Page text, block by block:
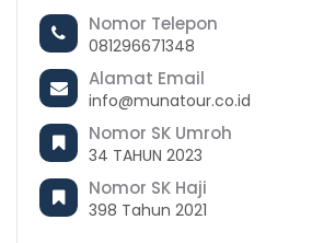
Nomor Telepon
081296671348
Alamat Email
info@munatour.co.id
Nomor SK Umroh
34 TAHUN 2023
Nomor SK Haji
398 Tahun 2021